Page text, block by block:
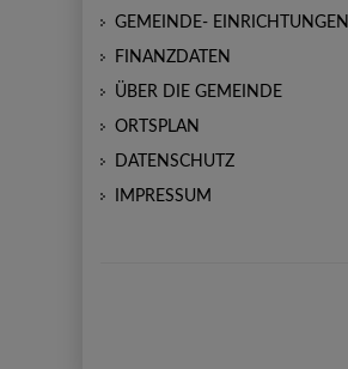
GEMEINDE- EINRICHTUNGEN
FINANZDATEN
ÜBER DIE GEMEINDE
ORTSPLAN
DATENSCHUTZ
IMPRESSUM